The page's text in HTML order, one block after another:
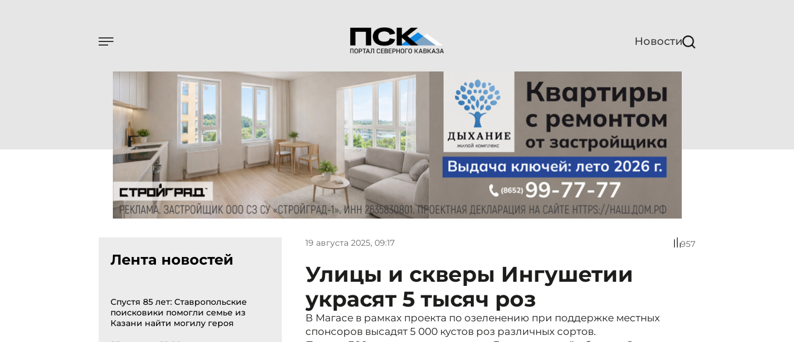
Новости
Лента новостей
Спустя 85 лет: Ставропольские
поисковики помогли семье из
Казани найти могилу героя
19 августа 2025, 09:17 957
Улицы и скверы Ингушетии
украсят 5 тысяч роз
В Магасе в рамках проекта по озеленению при поддержке местных
спонсоров высадят 5 000 кустов роз различных сортов.